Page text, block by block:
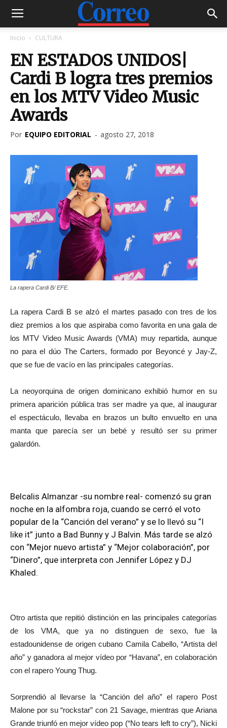
Inicio CULTURA
EN ESTADOS UNIDOS|
Cardi B logra tres premios
en los MTV Video Music
Awards
Por EQUIPO EDITORIAL - agosto 27, 2018
La rapera Cardi B/ EFE.
La rapera Cardi B se alzó el martes pasado con tres de los
diez premios a los que aspiraba como favorita en una gala de
los MTV Video Music Awards (VMA) muy repartida, aunque
no para el dúo The Carters, formado por Beyoncé y Jay-Z,
que se fue de vacío en las principales categorías.
La neoyorquina de origen dominicano exhibió humor en su
primera aparición pública tras ser madre ya que, al inaugurar
el espectáculo, llevaba en brazos un bulto envuelto en una
manta que parecía ser un bebé y resultó ser su primer
galardón.
Belcalis Almanzar -su nombre real- comenzó su gran
noche en la alfombra roja, cuando se cerró el voto
popular de la “Canción del verano” y se lo llevó su “I
like it” junto a Bad Bunny y J Balvin. Más tarde se alzó
con “Mejor nuevo artista” y “Mejor colaboración”, por
“Dinero”, que interpreta con Jennifer López y DJ
Khaled.
Otro artista que repitió distinción en las principales categorías
de los VMA, que ya no distinguen de sexo, fue la
estadounidense de origen cubano Camila Cabello, “Artista del
año” y ganadora al mejor vídeo por “Havana”, en colaboración
con el rapero Young Thug.
Sorprendió al llevarse la “Canción del año” el rapero Post
Malone por su “rockstar” con 21 Savage, mientras que Ariana
Grande triunfó en mejor vídeo pop (“No tears left to cry”), Nicki